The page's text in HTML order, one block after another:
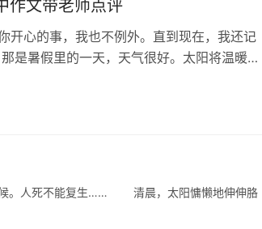
作文带老师点评
开心的事，我也不例外。直到现在，我还记
是暑假里的一天，天气很好。太阳将温暖的
候。人死不能复生…… 清晨，太阳慵懒地伸伸胳